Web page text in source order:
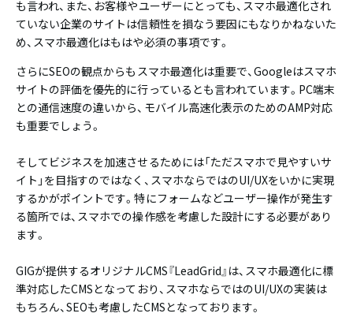
も言われ、また、お客様やユーザーにとっても、スマホ最適化され
ていない企業のサイトは信頼性を損なう要因にもなりかねないた
め、スマホ最適化はもはや必須の事項です。
さらにSEOの観点からもスマホ最適化は重要で、Googleはスマホ
サイトの評価を優先的に行っているとも言われています。PC端末
との通信速度の違いから、モバイル高速化表示のためのAMP対応
も重要でしょう。
そしてビジネスを加速させるためには「ただスマホで見やすいサ
イト」を目指すのではなく、スマホならではのUI/UXをいかに実現
するかがポイントです。特にフォームなどユーザー操作が発生す
る箇所では、スマホでの操作感を考慮した設計にする必要があり
ます。
GIGが提供するオリジナルCMS『LeadGrid』は、スマホ最適化に標
準対応したCMSとなっており、スマホならではのUI/UXの実装は
もちろん、SEOも考慮したCMSとなっております。